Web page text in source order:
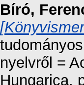
Bíró,
nyelvről =
Hungarica.